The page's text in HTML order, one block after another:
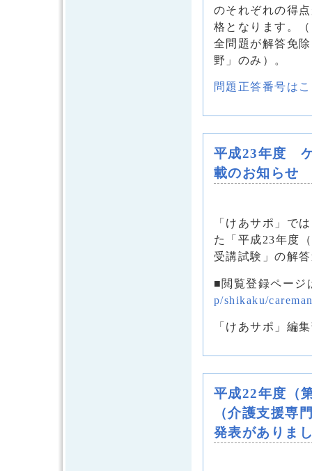
のそれぞれの得
格となります。
全問題が解答免
野」のみ）。
問題正答番号は
平成23年度
載のお知らせ
「けあサポ」で
た「平成23年度
受講試験」の解
■閲覧登録ペー
p/shikaku/
「けあサポ」編
平成22年度（
（介護支援専
発表がありま